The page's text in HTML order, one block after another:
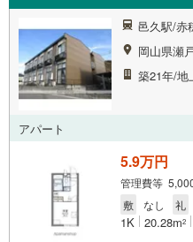
邑久駅/赤
岡山県瀬
築21年/地
アパート
5.9万円
管理費等
敷
なし 礼
1K 20.28m2